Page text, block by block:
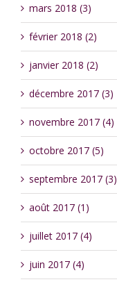
mars 2018 (3)
février 2018 (2)
janvier 2018 (2)
décembre 2017 (3)
novembre 2017 (4)
octobre 2017 (5)
septembre 2017 (3)
août 2017 (1)
juillet 2017 (4)
juin 2017 (4)